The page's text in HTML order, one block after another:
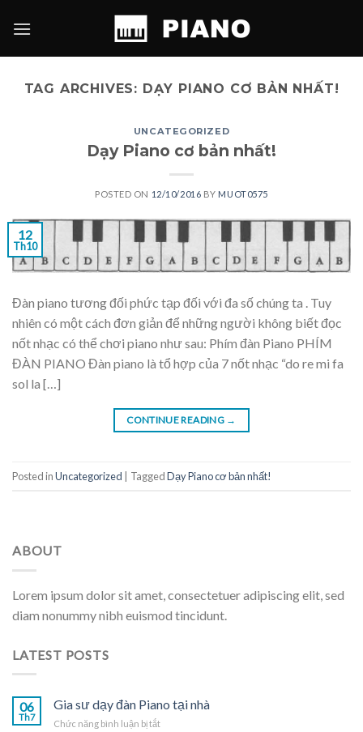
TAG ARCHIVES: DẠY PIANO CƠ BẢN NHẤT!
UNCATEGORIZED
Dạy Piano cơ bản nhất!
POSTED ON 12/10/2016 BY MUOT0575
12
Th10
Đàn piano tương đối phức tạp đối với đa số chúng ta . Tuy
nhiên có một cách đơn giản để những người không biết đọc
nốt nhạc có thể chơi piano như sau: Phím đàn Piano PHÍM
ĐÀN PIANO Đàn piano là tổ hợp của 7 nốt nhạc “do re mi fa
sol la […]
CONTINUE READING →
Posted inUncategorized TaggedDạy Piano cơ bản nhất!
ABOUT
Lorem ipsum dolor sit amet, consectetuer adipiscing elit, sed
diam nonummy nibh euismod tincidunt.
LATEST POSTS
06
Th7
Gia sư dạy đàn Piano tại nhà
Chức năng bình luận bị tắtở